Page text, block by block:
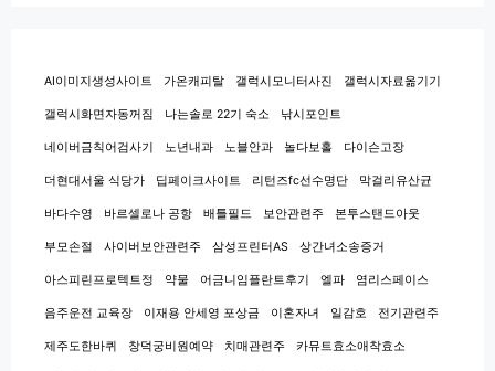
AI이미지생성사이트 가온캐피탈 갤럭시모니터사진 갤럭시자료옮기기
갤럭시화면자동꺼짐 나는솔로 22기 숙소 낚시포인트
네이버금칙어검사기 노년내과 노블안과 놀다보홀 다이슨고장
더현대서울 식당가 딥페이크사이트 리턴즈fc선수명단 막걸리유산균
바다수영 바르셀로나 공항 배틀필드 보안관련주 본투스탠드아웃
부모손절 사이버보안관련주 삼성프린터AS 상간녀소송증거
아스피린프로텍트정 약물 어금니임플란트후기 엘파 염리스페이스
음주운전 교육장 이재용 안세영 포상금 이혼자녀 일감호 전기관련주
제주도한바퀴 창덕궁비원예약 치매관련주 카뮤트효소애착효소